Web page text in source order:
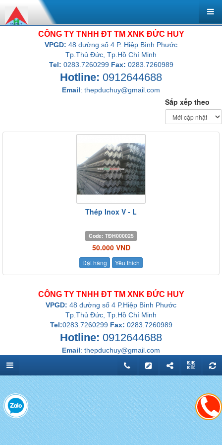
CÔNG TY TNHH ĐT TM XNK ĐỨC HUY
VPGD: 48 đường số 4 P. Hiệp Bình Phước
Tp.Thủ Đức, Tp.Hồ Chí Minh
Tel: 0283.7260299 Fax: 0283.7260989
Hotline: 0912644688
Email: thepduchuy@gmail.com
Sắp xếp theo
Thép Inox V - L
Code: TĐH000025
50.000 VND
Đặt hàng Yêu thích
CÔNG TY TNHH ĐT TM XNK ĐỨC HUY
VPGD: 48 đường số 4 P.Hiệp Bình Phước
Tp.Thủ Đức, Tp.Hồ Chí Minh
Tel:0283.7260299 Fax: 0283.7260989
Hotline: 0912644688
Email: thepduchuy@gmail.com